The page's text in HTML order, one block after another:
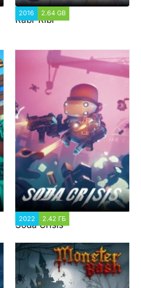
2016 2.64 GB
Rabi-Ribi
2022 2.42 ГБ
Soda Crisis